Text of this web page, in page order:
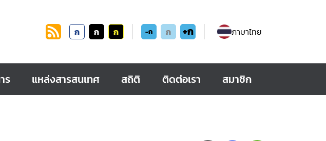
ก ก ก -ก ก +ก ภาษาไทย
ร แหล่งสารสนเทศ สถิติ ติดต่อเรา สมาชิก